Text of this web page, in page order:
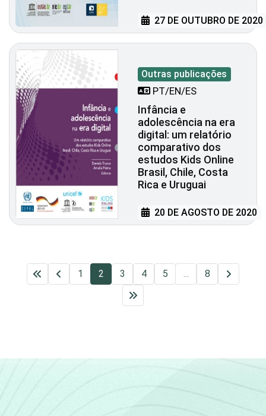
27 DE OUTUBRO DE 2020
Outras publicações
PT/EN/ES
Infância e
adolescência na era
digital: um relatório
comparativo dos
estudos Kids Online
Brasil, Chile, Costa
Rica e Uruguai
20 DE AGOSTO DE 2020
1 2 3 4 5 ... 8